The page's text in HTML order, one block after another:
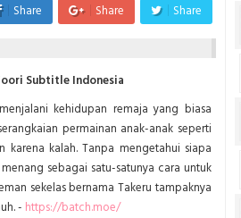
Share Share Share
Subtitle Indonesia
kehidupan remaja yang biasa
permainan anak-anak seperti
kalah. Tanpa mengetahui siapa
sebagai satu-satunya cara untuk
sekelasbernama Takeru tampaknya
- https://batch.moe/